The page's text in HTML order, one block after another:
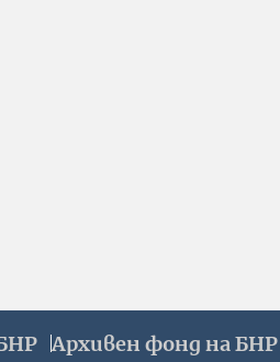
Архивен фонд на БНР